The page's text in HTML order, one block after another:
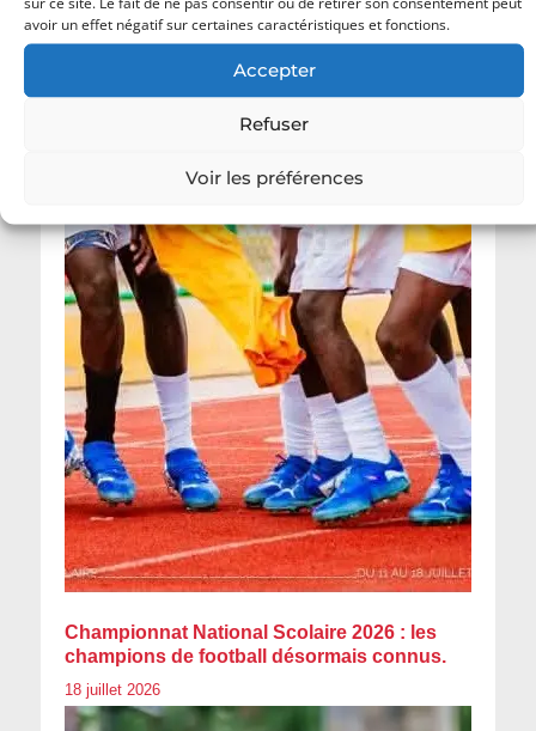
avoir un effet négatif sur certaines caractéristiques et fonctions.
Accepter
Refuser
Voir les préférences
Championnat National Scolaire 2026 : les
champions de football désormais connus.
18 juillet 2026